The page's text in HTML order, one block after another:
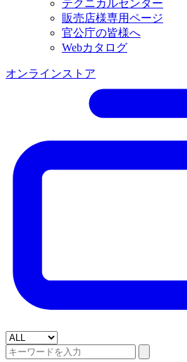
テクニカルセンター
販売店様専用ページ
官公庁の皆様へ
Webカタログ
オンラインストア